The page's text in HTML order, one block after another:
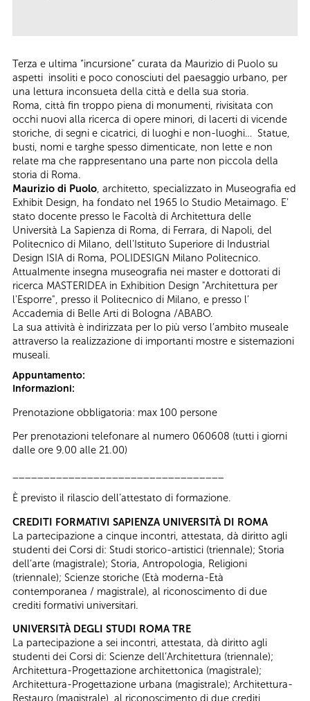
Terza e ultima “incursione” curata da Maurizio di Puolo su
aspetti insoliti e poco conosciuti del paesaggio urbano, per
una lettura inconsueta della città e della sua storia.
Roma, città fin troppo piena di monumenti, rivisitata con
occhi nuovi alla ricerca di opere minori, di lacerti di vicende
storiche, di segni e cicatrici, di luoghi e non-luoghi… Statue,
busti, nomi e targhe spesso dimenticate, non lette e non
relate ma che rappresentano una parte non piccola della
storia di Roma.
Maurizio di Puolo, architetto, specializzato in Museografia ed
Exhibit Design, ha fondato nel 1965 lo Studio Metaimago. E’
stato docente presso le Facoltà di Architettura delle
Università La Sapienza di Roma, di Ferrara, di Napoli, del
Politecnico di Milano, dell'Istituto Superiore di Industrial
Design ISIA di Roma, POLIDESIGN Milano Politecnico.
Attualmente insegna museografia nei master e dottorati di
ricerca MASTERIDEA in Exhibition Design "Architettura per
l'Esporre", presso il Politecnico di Milano, e presso l’
Accademia di Belle Arti di Bologna /ABABO.
La sua attività è indirizzata per lo più verso l’ambito museale
attraverso la realizzazione di importanti mostre e sistemazioni
museali.
Appuntamento:
Informazioni:
Prenotazione obbligatoria: max 100 persone
Per prenotazioni telefonare al numero 060608 (tutti i giorni
dalle ore 9.00 alle 21.00)
È previsto il rilascio dell’attestato di formazione.
CREDITI FORMATIVI SAPIENZA UNIVERSITÀ DI ROMA
La partecipazione a cinque incontri, attestata, dà diritto agli
studenti dei Corsi di: Studi storico-artistici (triennale); Storia
dell’arte (magistrale); Storia, Antropologia, Religioni
(triennale); Scienze storiche (Età moderna-Età
contemporanea / magistrale), al riconoscimento di due
crediti formativi universitari.
UNIVERSITÀ DEGLI STUDI ROMA TRE
La partecipazione a sei incontri, attestata, dà diritto agli
studenti dei Corsi di: Scienze dell’Architettura (triennale);
Architettura-Progettazione architettonica (magistrale);
Architettura-Progettazione urbana (magistrale); Architettura-